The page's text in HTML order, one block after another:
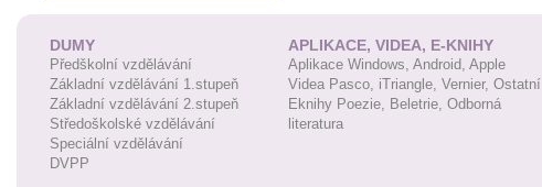
DUMY
Předškolní vzdělávání
Základní vzdělávání 1.stupeň
Základní vzdělávání 2.stupeň
Středoškolské vzdělávání
Speciální vzdělávání
DVPP
APLIKACE, VIDEA, E-KNIHY
Aplikace Windows, Android, Apple
Videa Pasco, iTriangle, Vernier, Ostatní
Eknihy Poezie, Beletrie, Odborná
literatura